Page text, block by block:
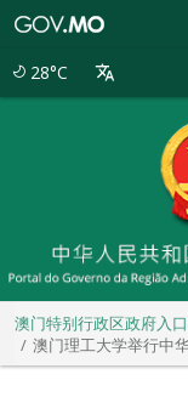
28°C
澳门特别行政区政府入
澳门理工大学举行中